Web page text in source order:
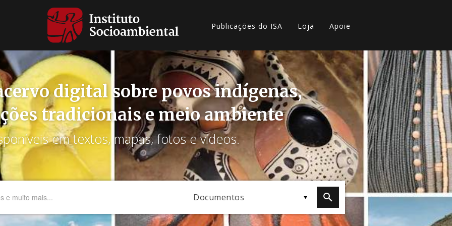
Publicações do ISA Loja Apoie
digital sobre povos indígenas,
tradicionais e meio ambiente
em textos, mapas, fotos e vídeos.
Documentos